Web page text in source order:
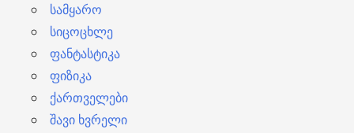
სამყარო
სიცოცხლე
ფანტასტიკა
ფიზიკა
ქართველები
შავი ხვრელი